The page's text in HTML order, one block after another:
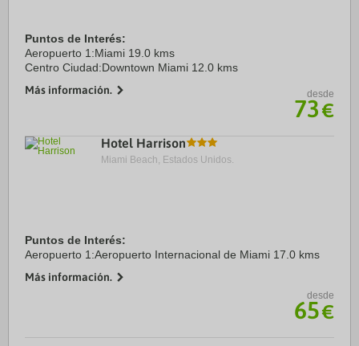
Puntos de Interés:
Aeropuerto 1:Miami 19.0 kms
Centro Ciudad:Downtown Miami 12.0 kms
Más información.
desde
73€
Hotel Harrison
Miami Beach, Estados Unidos.
Puntos de Interés:
Aeropuerto 1:Aeropuerto Internacional de Miami 17.0 kms
Más información.
desde
65€